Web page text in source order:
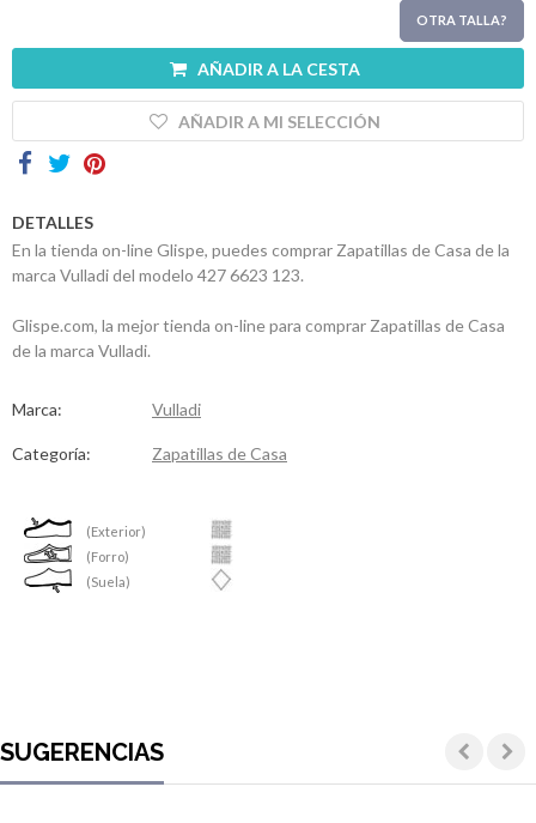
OTRA TALLA?
AÑADIR A LA CESTA
AÑADIR A MI SELECCIÓN
DETALLES
En la tienda on-line Glispe, puedes comprar Zapatillas de Casa de la
marca Vulladi del modelo 427 6623 123.
Glispe.com, la mejor tienda on-line para comprar Zapatillas de Casa
de la marca Vulladi.
Marca: Vulladi
Categoría: Zapatillas de Casa
(Exterior)
(Forro)
(Suela)
SUGERENCIAS